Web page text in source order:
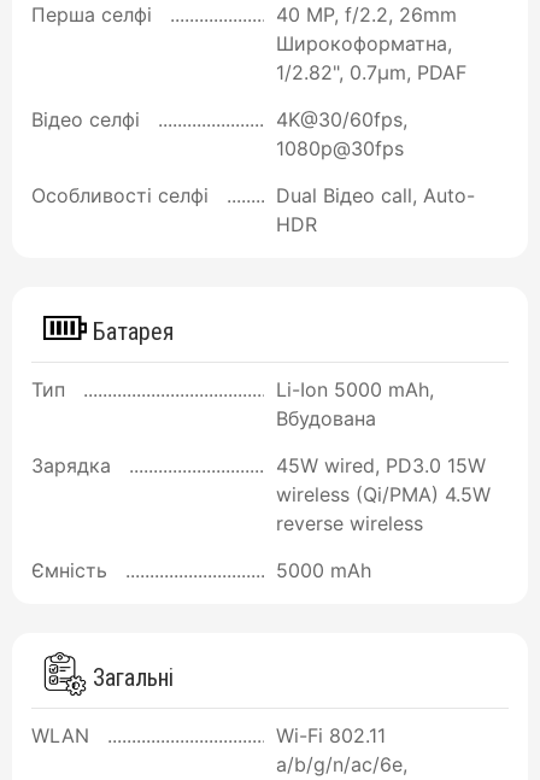
Перша селфі
40 MP, f/2.2, 26mm
Широкоформатна,
1/2.82", 0.7µm, PDAF
Відео селфі
4K@30/60fps,
1080p@30fps
Особливості селфі
Dual Відео call, Auto-
HDR
Батарея
Тип
Li-Ion 5000 mAh,
Вбудована
Зарядка
45W wired, PD3.0 15W
wireless (Qi/PMA) 4.5W
reverse wireless
Ємність
5000 mAh
Загальні
WLAN
Wi-Fi 802.11
a/b/g/n/ac/6e,